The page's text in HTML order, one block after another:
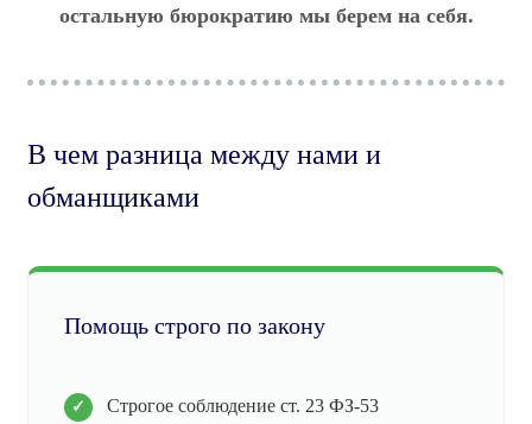
остальную бюрократию мы берем на себя.
В чем разница между нами и
обманщиками
Помощь строго по закону
Строгое соблюдение ст. 23 ФЗ-53